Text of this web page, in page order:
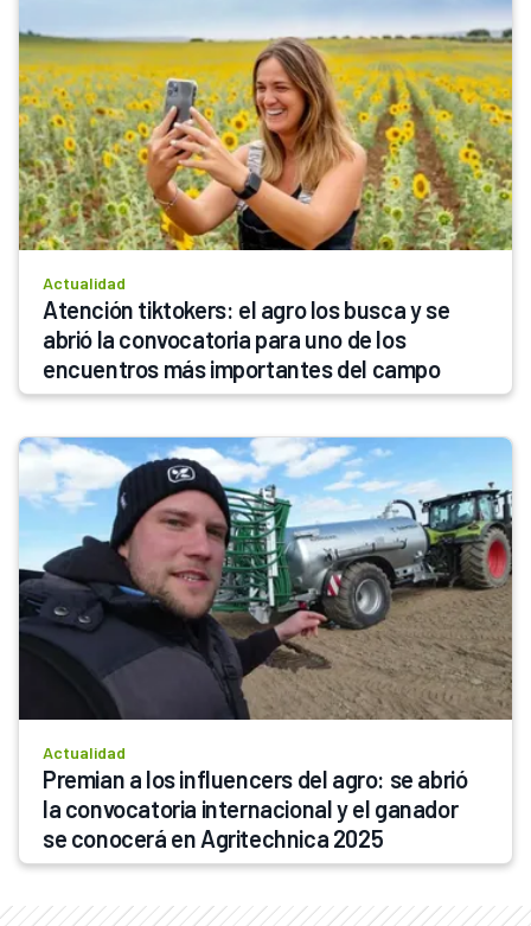
Actualidad
Atención tiktokers: el agro los busca y se
abrió la convocatoria para uno de los
encuentros más importantes del campo
Actualidad
Premian a los influencers del agro: se abrió
la convocatoria internacional y el ganador
se conocerá en Agritechnica 2025